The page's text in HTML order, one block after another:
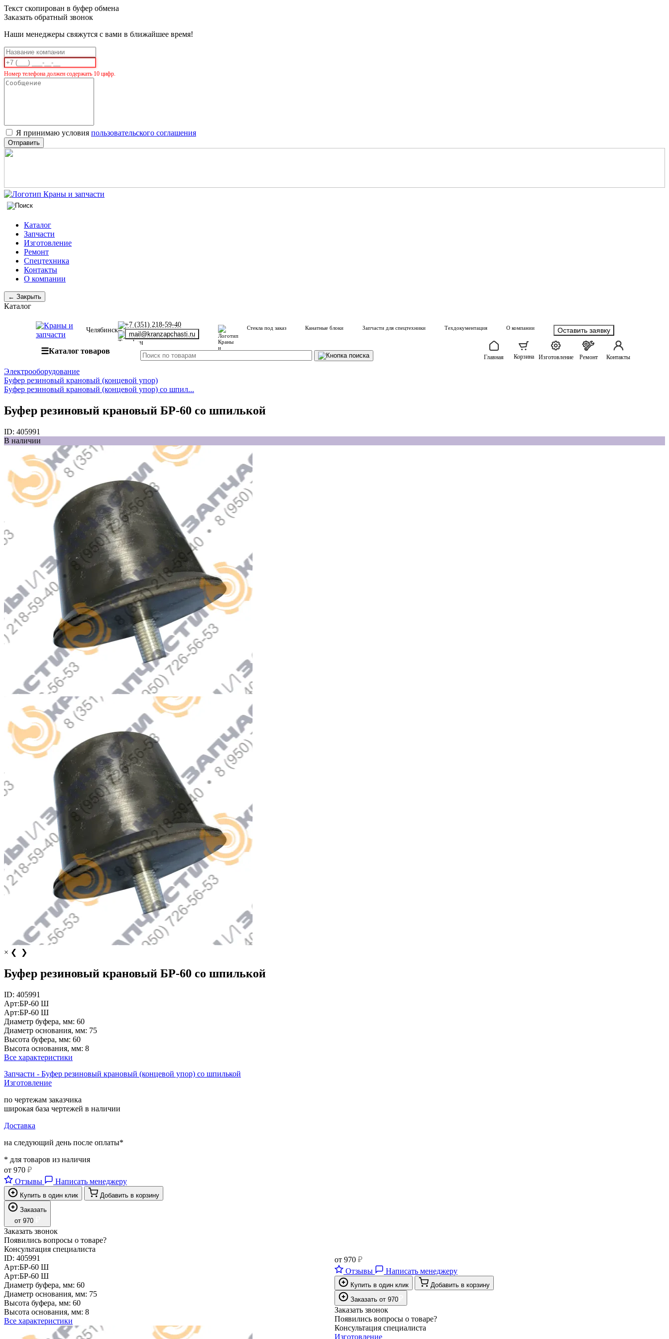
Текст скопирован в буфер обмена
Заказать обратный звонок
Наши менеджеры свяжутся с вами в ближайшее время!
Номер телефона должен содержать 10 цифр.
Я принимаю условия пользовательского соглашения
Отправить
Каталог
Запчасти
Изготовление
Ремонт
Спецтехника
Контакты
О компании
← Закрыть
Каталог
Челябинск
+7 (351) 218-59-40
mail@kranzapchasti.ru
Стекла под заказ Канатные блоки Запчасти для спецтехники Техдокументация О компании Оставить заявку
☰Каталог товаров
Главная Корзина Изготовление Ремонт Контакты
Электрооборудование
Буфер резиновый крановый (концевой упор)
Буфер резиновый крановый (концевой упор) со шпил...
Буфер резиновый крановый БР-60 со шпилькой
ID: 405991
В наличии
× ❮ ❯
Буфер резиновый крановый БР-60 со шпилькой
ID: 405991
Арт:БР-60 Ш
Арт:БР-60 Ш
Диаметр буфера, мм: 60
Диаметр основания, мм: 75
Высота буфера, мм: 60
Высота основания, мм: 8
Все характеристики
Запчасти - Буфер резиновый крановый (концевой упор) со шпилькой
Изготовление
по чертежам заказчика
широкая база чертежей в наличии
Доставка
на следующий день после оплаты*
* для товаров из наличия
от 970 ₽
Отзывы
Написать менеджеру
Купить в один клик
Добавить в корзину
Заказать
от 970
Заказать звонок
Появились вопросы о товаре?
Консультация специалиста
ID: 405991
Арт:БР-60 Ш
Арт:БР-60 Ш
Диаметр буфера, мм: 60
Диаметр основания, мм: 75
Высота буфера, мм: 60
Высота основания, мм: 8
Все характеристики
от 970 ₽
Отзывы
Написать менеджеру
Купить в один клик
Добавить в корзину
Заказать от 970
Заказать звонок
Появились вопросы о товаре?
Консультация специалиста
Изготовление